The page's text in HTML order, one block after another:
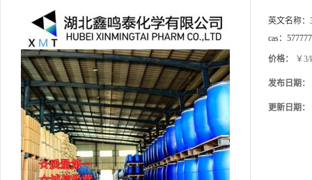
英文名称：
cas：
价格： ￥3/
发布日期：
更新日期：